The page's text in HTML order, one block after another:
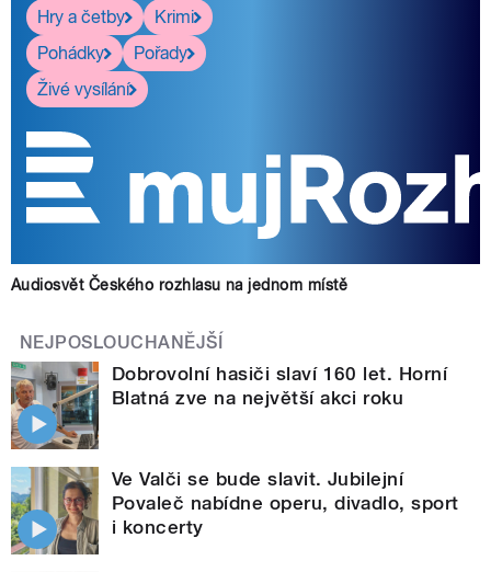
Hry a četby
Krimi
Pohádky
Pořady
Živé vysílání
Audiosvět Českého rozhlasu na jednom místě
NEJPOSLOUCHANĚJŠÍ
Dobrovolní hasiči slaví 160 let. Horní
Blatná zve na největší akci roku
Ve Valči se bude slavit. Jubilejní
Povaleč nabídne operu, divadlo, sport
i koncerty